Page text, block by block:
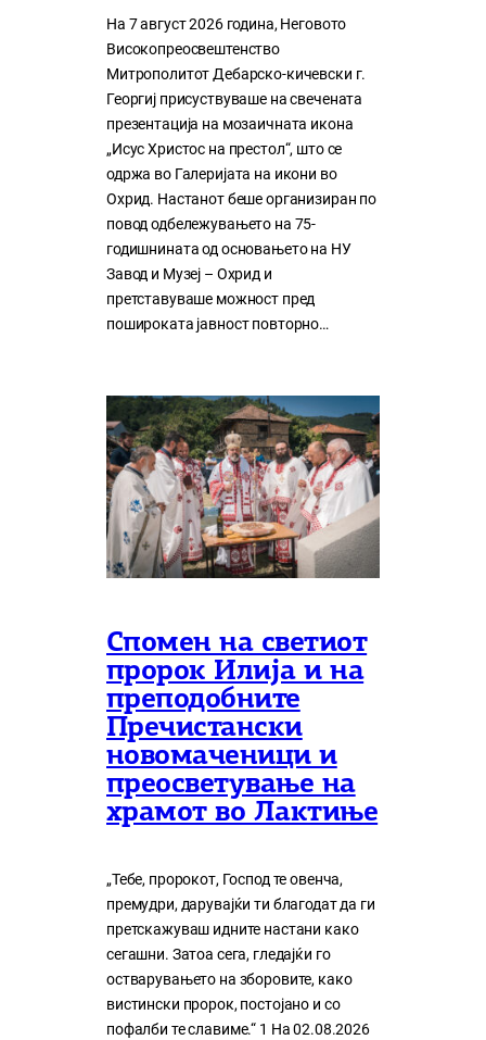
На 7 август 2026 година, Неговото
Високопреосвештенство
Митрополитот Дебарско-кичевски г.
Георгиј присуствуваше на свечената
презентација на мозаичната икона
„Исус Христос на престол“, што се
одржа во Галеријата на икони во
Охрид. Настанот беше организиран по
повод одбележувањето на 75-
годишнината од основањето на НУ
Завод и Музеј – Охрид и
претставуваше можност пред
пошироката јавност повторно…
Спомен на светиот
пророк Илија и на
преподобните
Пречистански
новомаченици и
преосветување на
храмот во Лактиње
„Тебе, пророкот, Господ те овенча,
премудри, дарувајќи ти благодат да ги
претскажуваш идните настани како
сегашни. Затоа сега, гледајќи го
остварувањето на зборовите, како
вистински пророк, постојано и со
пофалби те славиме.“ 1 На 02.08.2026